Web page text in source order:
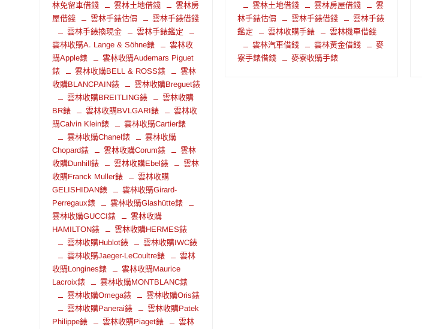
林免留車借錢
雲林土地借錢
雲林房
屋借錢
雲林手錶估價
雲林手錶借錢
雲林手錶換現金
雲林手錶鑑定
雲林收購A. Lange & Söhne錶
雲林收
購Apple錶
雲林收購Audemars Piguet
錶
雲林收購BELL & ROSS錶
雲林
收購BLANCPAIN錶
雲林收購Breguet錶
雲林收購BREITLING錶
雲林收購
BR錶
雲林收購BVLGARI錶
雲林收
購Calvin Klein錶
雲林收購Cartier錶
雲林收購Chanel錶
雲林收購
Chopard錶
雲林收購Corum錶
雲林
收購Dunhill錶
雲林收購Ebel錶
雲林
收購Franck Muller錶
雲林收購
GELISHIDAN錶
雲林收購Girard-
Perregaux錶
雲林收購Glashütte錶
雲林收購GUCCI錶
雲林收購
HAMILTON錶
雲林收購HERMES錶
雲林收購Hublot錶
雲林收購IWC錶
雲林收購Jaeger-LeCoultre錶
雲林
收購Longines錶
雲林收購Maurice
Lacroix錶
雲林收購MONTBLANC錶
雲林收購Omega錶
雲林收購Oris錶
雲林收購Panerai錶
雲林收購Patek
Philippe錶
雲林收購Piaget錶
雲林
雲林土地借錢
雲林房屋借錢
雲
林手錶估價
雲林手錶借錢
雲林手錶
鑑定
雲林收購手錶
雲林機車借錢
雲林汽車借錢
雲林黃金借錢
麥
寮手錶借錢
麥寮收購手錶